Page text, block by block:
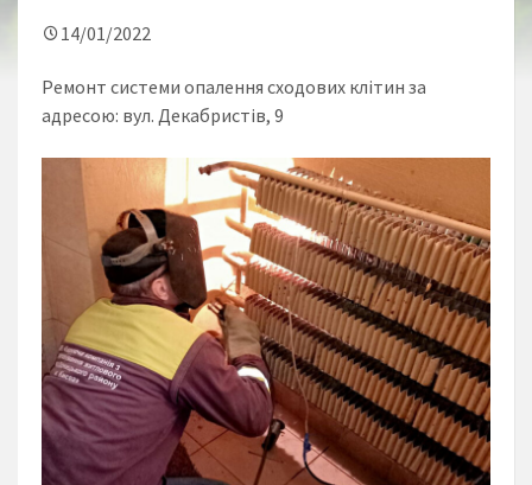
14/01/2022
Ремонт системи опалення сходових клітин за
адресою: вул. Декабристів, 9